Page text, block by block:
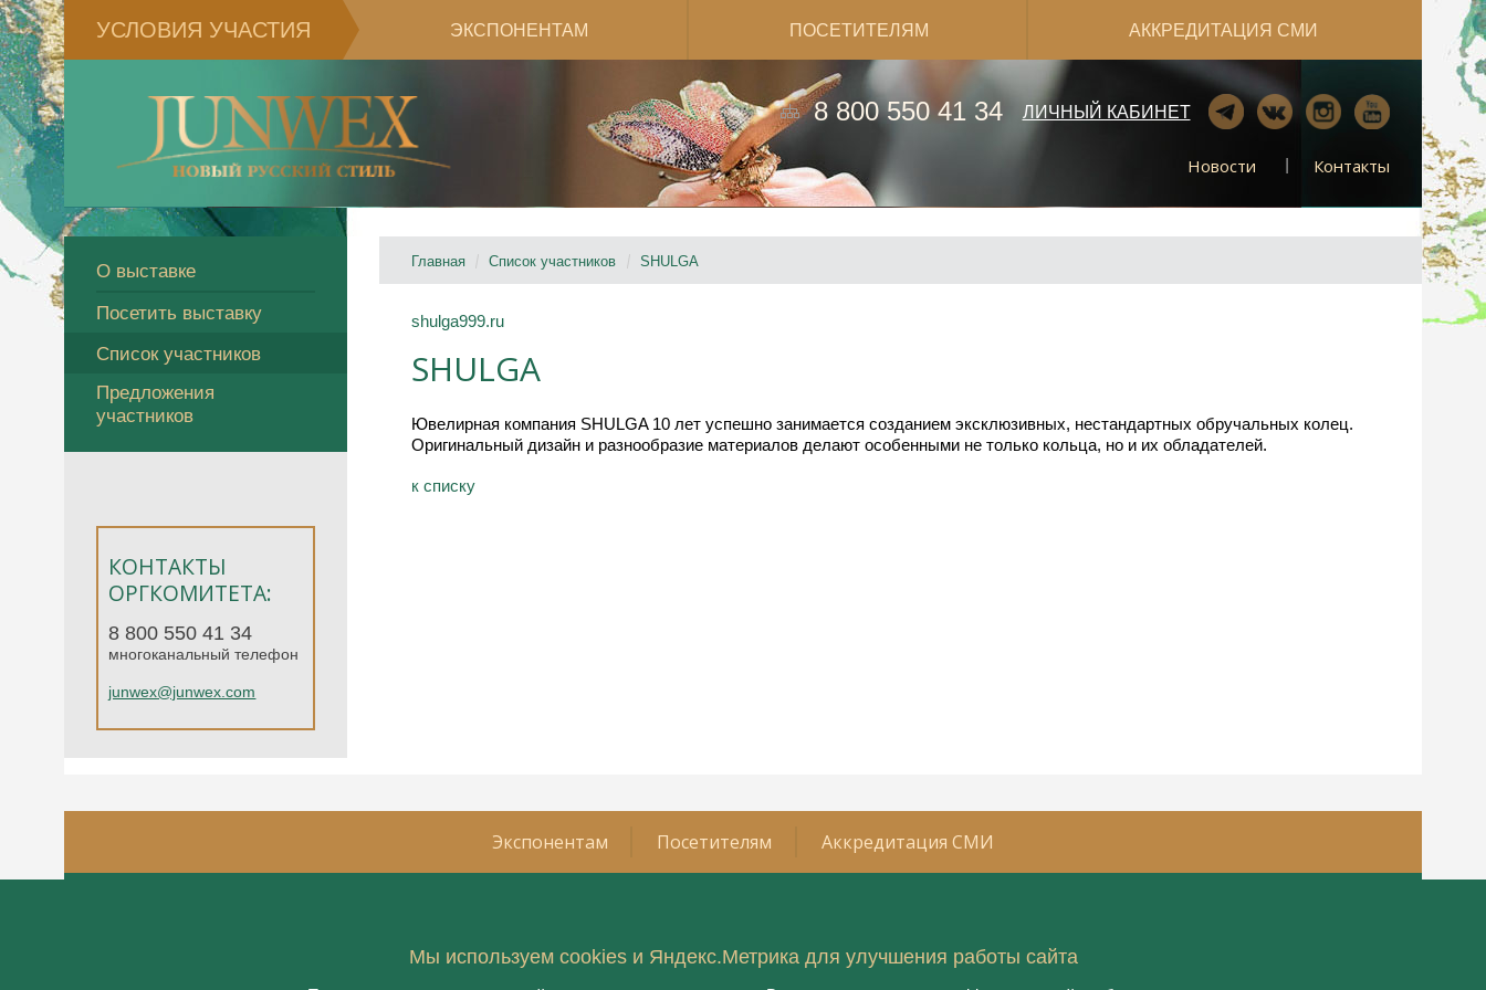
УСЛОВИЯ УЧАСТИЯ ЭКСПОНЕНТАМ ПОСЕТИТЕЛЯМ АККРЕДИТАЦИЯ СМИ
8 800 550 41 34 ЛИЧНЫЙ КАБИНЕТ
Новости Контакты
О выставке
Посетить выставку
Список участников
Предложения
участников
КОНТАКТЫ
ОРГКОМИТЕТА:
8 800 550 41 34
многоканальный телефон
junwex@junwex.com
Главная Список участников SHULGA
shulga999.ru
SHULGA
Ювелирная компания SHULGA 10 лет успешно занимается созданием эксклюзивных, нестандартных обручальных колец.
Оригинальный дизайн и разнообразие материалов делают особенными не только кольца, но и их обладателей.
к спиcку
Экспонентам Посетителям Аккредитация СМИ
3-7июня 2026 года
Организатор:
ООО "Рестэк ивент менеджмент
Мы используем cookies и Яндекс.Метрика для улучшения работы сайта